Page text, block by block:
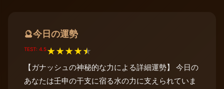
🔮今日の運勢
TEST: 4.5★★★★★
【ガナッシュの神秘的な力による詳細運勢】 今日の
あなたは壬申の干支に宿る水の力に支えられていま